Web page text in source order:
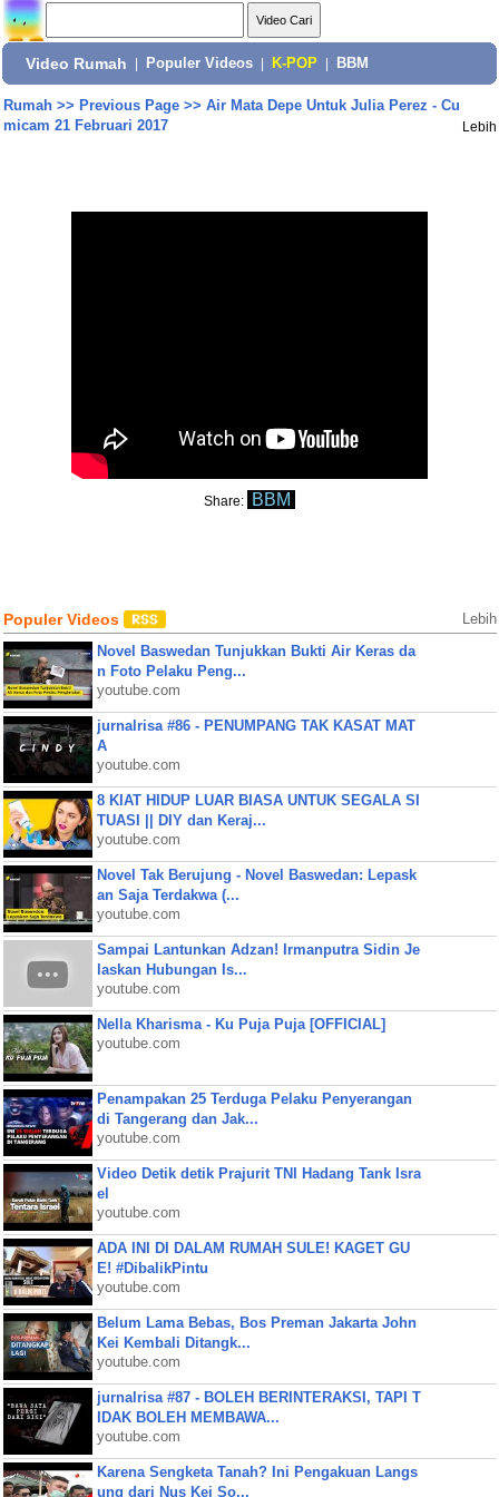
Video Rumah Populer Videos K-POP BBM
Rumah>> Previous Page>> Air Mata Depe Untuk Julia Perez - Cu
micam 21 Februari 2017
Lebih
Share: BBM
Populer Videos Lebih
Novel Baswedan Tunjukkan Bukti Air Keras da
n Foto Pelaku Peng...
youtube.com
jurnalrisa #86 - PENUMPANG TAK KASAT MAT
A
youtube.com
8 KIAT HIDUP LUAR BIASA UNTUK SEGALA SI
TUASI || DIY dan Keraj...
youtube.com
Novel Tak Berujung - Novel Baswedan: Lepask
an Saja Terdakwa (...
youtube.com
Sampai Lantunkan Adzan! Irmanputra Sidin Je
laskan Hubungan Is...
youtube.com
Nella Kharisma - Ku Puja Puja [OFFICIAL]
youtube.com
Penampakan 25 Terduga Pelaku Penyerangan
di Tangerang dan Jak...
youtube.com
Video Detik detik Prajurit TNI Hadang Tank Isra
el
youtube.com
ADA INI DI DALAM RUMAH SULE! KAGET GU
E! #DibalikPintu
youtube.com
Belum Lama Bebas, Bos Preman Jakarta John
Kei Kembali Ditangk...
youtube.com
jurnalrisa #87 - BOLEH BERINTERAKSI, TAPI T
IDAK BOLEH MEMBAWA...
youtube.com
Karena Sengketa Tanah? Ini Pengakuan Langs
ung dari Nus Kei So...